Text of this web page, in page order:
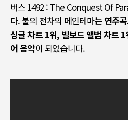
버스 1492 : The Conquest Of
다.불의 전차의 메인테마는 연주
싱글 차트 1위, 빌보드 앨범 차트 1
어 음악이 되었습니다.